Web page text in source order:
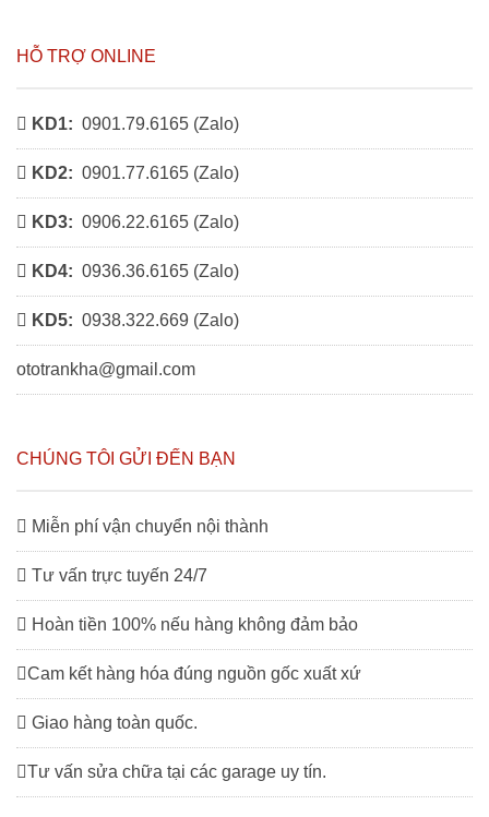
HỖ TRỢ ONLINE
KD1: 0901.79.6165 (Zalo)
KD2: 0901.77.6165 (Zalo)
KD3: 0906.22.6165 (Zalo)
KD4: 0936.36.6165 (Zalo)
KD5: 0938.322.669 (Zalo)
ototrankha@gmail.com
CHÚNG TÔI GỬI ĐẾN BẠN
Miễn phí vận chuyển nội thành
Tư vấn trực tuyến 24/7
Hoàn tiền 100% nếu hàng không đảm bảo
Cam kết hàng hóa đúng nguồn gốc xuất xứ
Giao hàng toàn quốc.
Tư vấn sửa chữa tại các garage uy tín.